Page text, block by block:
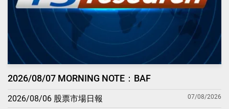
2026/08/07 MORNING NOTE：BAF
2026/08/06 股票市場日報 07/08/2026